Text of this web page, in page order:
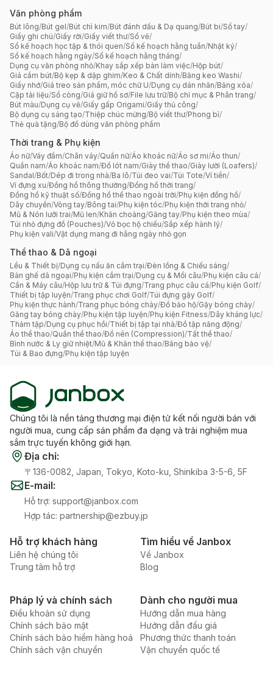
Văn phòng phẩm
Bút lông/Bút gel/Bút chì kim/Bút đánh dấu & Dạ quang/Bút bi/Sổ tay/
Giấy ghi chú/Giấy rời/Giấy viết thư/Sổ vẽ/
Sổ kế hoạch học tập & thói quen/Sổ kế hoạch hằng tuần/Nhật ký/
Sổ kế hoạch hằng ngày/Sổ kế hoạch hằng tháng/
Dụng cụ văn phòng nhỏ/Khay sắp xếp bàn làm việc/Hộp bút/
Giá cắm bút/Bộ kẹp & dập ghim/Keo & Chất dính/Băng keo Washi/
Giấy nhớ/Giá treo sản phẩm, móc chữ U/Dụng cụ dán nhãn/Băng xóa/
Cặp tài liệu/Sổ còng/Giá giữ hồ sơ/File lưu trữ/Bộ chỉ mục & Phân trang/
Bút màu/Dụng cụ vẽ/Giấy gấp Origami/Giấy thủ công/
Bộ dụng cụ sáng tạo/Thiệp chúc mừng/Bộ viết thư/Phong bì/
Thẻ quà tặng/Bộ đồ dùng văn phòng phẩm
Thời trang & Phụ kiện
Áo nữ/Váy đầm/Chân váy/Quần nữ/Áo khoác nữ/Áo sơ mi/Áo thun/
Quần nam/Áo khoác nam/Đồ lót nam/Giày thể thao/Giày lười (Loafers)/
Sandal/Bốt/Dép đi trong nhà/Ba lô/Túi đeo vai/Túi Tote/Ví tiền/
Ví đựng xu/Đồng hồ thông thường/Đồng hồ thời trang/
Đồng hồ kỹ thuật số/Đồng hồ thể thao ngoài trời/Phụ kiện đồng hồ/
Dây chuyền/Vòng tay/Bông tai/Phụ kiện tóc/Phụ kiện thời trang nhỏ/
Mũ & Nón lưỡi trai/Mũ len/Khăn choàng/Găng tay/Phụ kiện theo mùa/
Túi nhỏ đựng đồ (Pouches)/Vỏ bọc hộ chiếu/Sắp xếp hành lý/
Phụ kiện vali/Vật dụng mang đi hằng ngày nhỏ gọn
Thể thao & Dã ngoại
Lều & Thiết bị/Dụng cụ nấu ăn cắm trại/Đèn lồng & Chiếu sáng/
Bàn ghế dã ngoại/Phụ kiện cắm trại/Dụng cụ & Mồi câu/Phụ kiện câu cá/
Cần & Máy câu/Hộp lưu trữ & Túi đựng/Trang phục câu cá/Phụ kiện Golf/
Thiết bị tập luyện/Trang phục chơi Golf/Túi đựng gậy Golf/
Phụ kiện thực hành/Trang phục bóng chày/Đồ bảo hộ/Gậy bóng chày/
Găng tay bóng chày/Phụ kiện tập luyện/Phụ kiện Fitness/Dây kháng lực/
Thảm tập/Dụng cụ phục hồi/Thiết bị tập tại nhà/Đồ tập năng động/
Áo thể thao/Quần thể thao/Đồ nén (Compression)/Tất thể thao/
Bình nước & Ly giữ nhiệt/Mũ & Khăn thể thao/Băng bảo vệ/
Túi & Bao đựng/Phụ kiện tập luyện
Chúng tôi là nền tảng thương mại điện tử kết nối người bán với
người mua, cung cấp sản phẩm đa dạng và trải nghiệm mua
sắm trực tuyến không giới hạn.
Địa chỉ:
〒136-0082, Japan, Tokyo, Koto-ku, Shinkiba 3-5-6, 5F
E-mail:
Hỗ trợ: support@janbox.com
Hợp tác: partnership@ezbuy.jp
Hỗ trợ khách hàng
Liên hệ chúng tôi
Trung tâm hỗ trợ
Tìm hiểu về Janbox
Về Janbox
Blog
Pháp lý và chính sách
Điều khoản sử dụng
Chính sách bảo mật
Chính sách bảo hiểm hàng hoá
Chính sách vận chuyển
Dành cho người mua
Hướng dẫn mua hàng
Hướng dẫn đấu giá
Phương thức thanh toán
Vận chuyển quốc tế